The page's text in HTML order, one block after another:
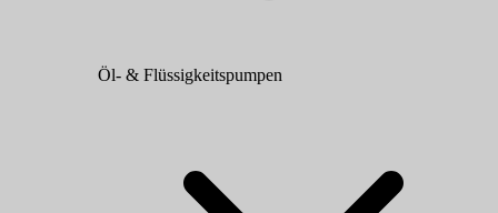
Öl- & Flüssigkeitspumpen